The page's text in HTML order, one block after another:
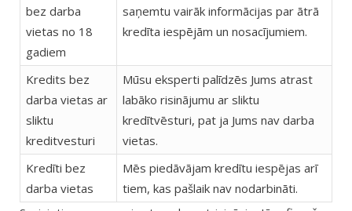
bez darba
vietas no 18
gadiem
saņemtu vairāk informācijas par ātrā
kredīta iespējām un nosacījumiem.
Kredits bez
darba vietas ar
sliktu
kreditvesturi
Mūsu eksperti palīdzēs Jums atrast
labāko risinājumu ar sliktu
kredītvēsturi, pat ja Jums nav darba
vietas.
Kredīti bez
darba vietas
Mēs piedāvājam kredītu iespējas arī
tiem, kas pašlaik nav nodarbināti.